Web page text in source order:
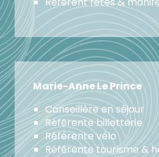
Marie-Anne Le Prince
Conseillère en séjour
Référente billetterie
Référente vélo
Référente tourisme &